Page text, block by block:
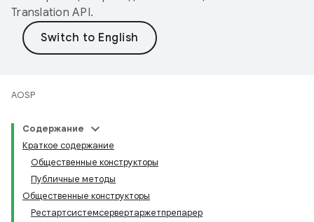
Translation API.
AOSP
Содержание
Краткое содержание
Общественные конструкторы
Публичные методы
Общественные конструкторы
Рестартсистемсервертаржетпрепарер